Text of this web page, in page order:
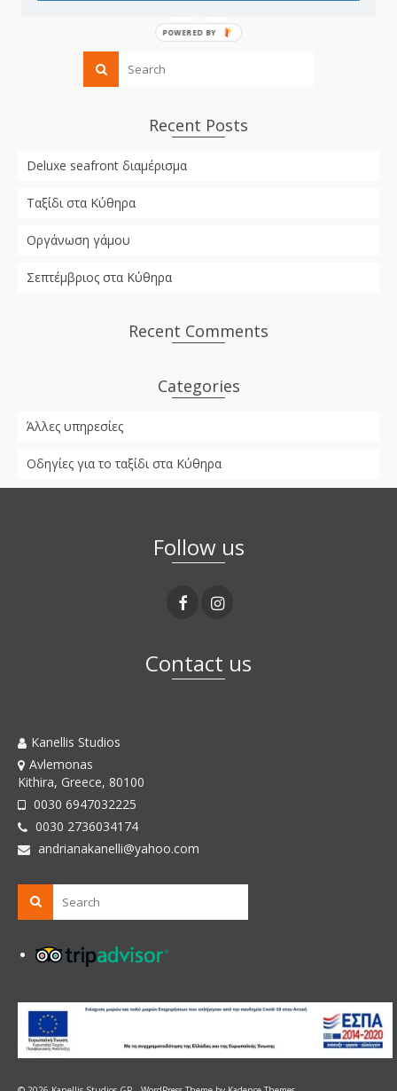
Recent Posts
Deluxe seafront διαμέρισμα
Ταξίδι στα Κύθηρα
Οργάνωση γάμου
Σεπτέμβριος στα Κύθηρα
Recent Comments
Categories
Άλλες υπηρεσίες
Οδηγίες για το ταξίδι στα Κύθηρα
Follow us
Contact us
Kanellis Studios
Avlemonas
Kithira, Greece, 80100
0030 6947032225
0030 2736034174
andrianakanelli@yahoo.com
POWERED BY